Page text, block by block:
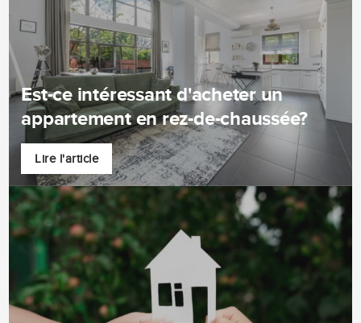
Est-ce intéressant d'acheter un
appartement en rez-de-chaussée?
Lire l'article